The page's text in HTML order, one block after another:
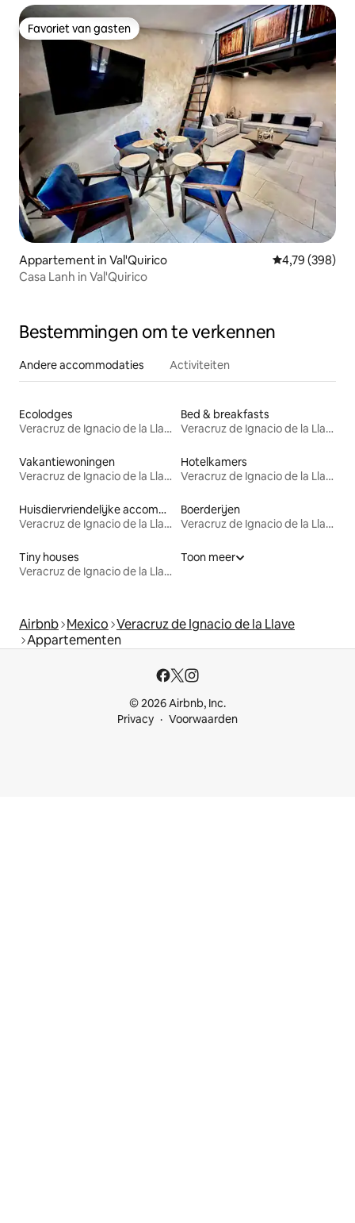
Favoriet van gasten
Favoriet van gasten
Appartement in Val'Quirico Gemiddelde
4,79 (398)
Casa Lanh in Val'Quirico
Bestemmingen om te verkennen
Andere accommodaties Activiteiten
Ecolodges
Veracruz de Ignacio de la Llave
Bed & breakfasts
Veracruz de Ignacio de la Llave
Vakantiewoningen
Veracruz de Ignacio de la Llave
Hotelkamers
Veracruz de Ignacio de la Llave
Huisdiervriendelijke accommodaties
Veracruz de Ignacio de la Llave
Boerderijen
Veracruz de Ignacio de la Llave
Tiny houses
Veracruz de Ignacio de la Llave
Toon meer
Airbnb Mexico Veracruz de Ignacio de la Llave
Appartementen
© 2026 Airbnb, Inc.
Privacy
Voorwaarden